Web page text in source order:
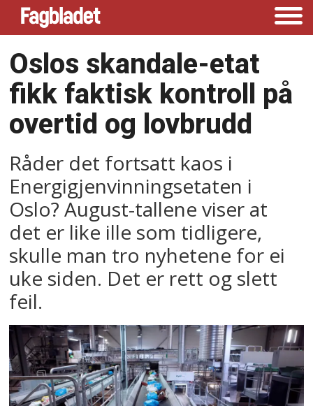
Oslos skandale-etat
fikk faktisk kontroll på
overtid og lovbrudd
Råder det fortsatt kaos i
Energigjenvinningsetaten i
Oslo? August-tallene viser at
det er like ille som tidligere,
skulle man tro nyhetene for ei
uke siden. Det er rett og slett
feil.